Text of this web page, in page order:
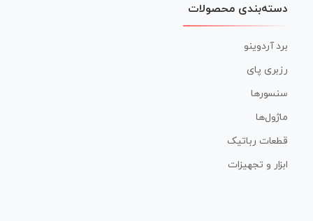
دسته‌بندی محصولات
برد آردوینو
رزبری پای
سنسورها
ماژول‌ها
قطعات رباتیک
ابزار و تجهیزات